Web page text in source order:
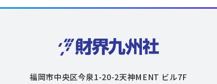
福岡市中央区今泉1-20-2天神MENT ビル7F